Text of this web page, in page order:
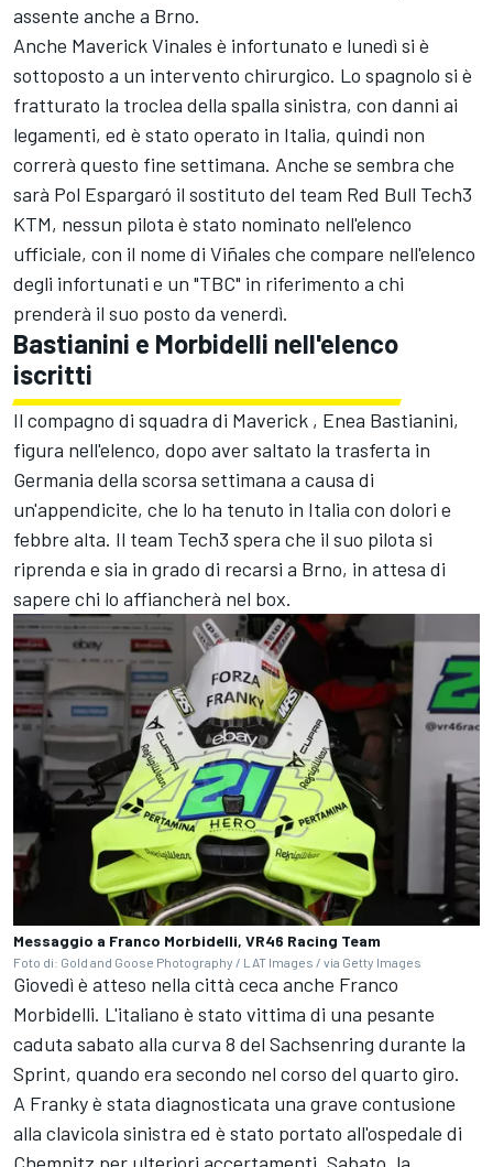
assente anche a Brno.
Anche Maverick Vinales è infortunato e lunedì si è
sottoposto a un intervento chirurgico. Lo spagnolo si è
fratturato la troclea della spalla sinistra, con danni ai
legamenti, ed è stato operato in Italia, quindi non
correrà questo fine settimana. Anche se sembra che
sarà Pol Espargaró il sostituto del team Red Bull Tech3
KTM, nessun pilota è stato nominato nell'elenco
ufficiale, con il nome di Viñales che compare nell'elenco
degli infortunati e un "TBC" in riferimento a chi
prenderà il suo posto da venerdì.
Bastianini e Morbidelli nell'elenco
iscritti
Il compagno di squadra di Maverick , Enea Bastianini,
figura nell'elenco, dopo aver saltato la trasferta in
Germania della scorsa settimana a causa di
un'appendicite, che lo ha tenuto in Italia con dolori e
febbre alta. Il team Tech3 spera che il suo pilota si
riprenda e sia in grado di recarsi a Brno, in attesa di
sapere chi lo affiancherà nel box.
Messaggio a Franco Morbidelli, VR46 Racing Team
Foto di: Gold and Goose Photography / LAT Images / via Getty Images
Giovedì è atteso nella città ceca anche Franco
Morbidelli. L'italiano è stato vittima di una pesante
caduta sabato alla curva 8 del Sachsenring durante la
Sprint, quando era secondo nel corso del quarto giro.
A Franky è stata diagnosticata una grave contusione
alla clavicola sinistra ed è stato portato all'ospedale di